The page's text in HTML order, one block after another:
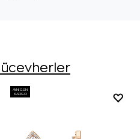
AYNI GÜN
KARGO